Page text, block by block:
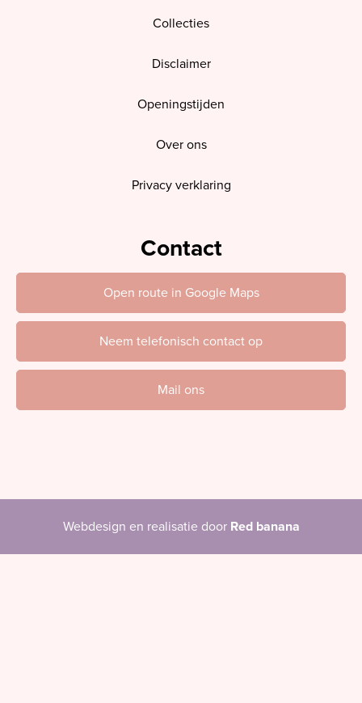
Collecties
Disclaimer
Openingstijden
Over ons
Privacy verklaring
Contact
Open route in Google Maps
Neem telefonisch contact op
Mail ons
Webdesign en realisatie door Red banana